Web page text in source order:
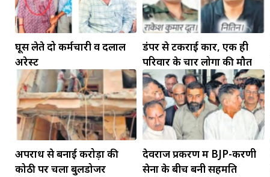
घूस लेते दो कर्मचारी व दलाल
अरेस्ट
डंपर से टकराई कार, एक ही
परिवार के चार लोगों की मौत
अपराध से बनाई करोड़ों की
कोठी पर चला बुलडोजर
देवराज प्रकरण में BJP-करणी
सेना के बीच बनी सहमति